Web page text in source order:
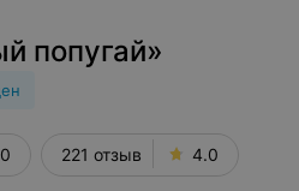
попугай»
221 отзыв 4.0